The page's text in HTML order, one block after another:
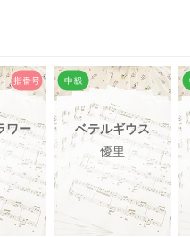
ワー
ベテルギウス
優里